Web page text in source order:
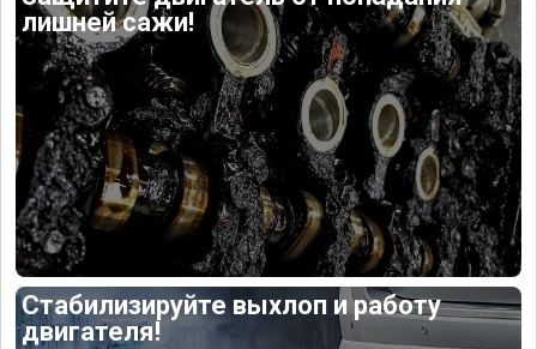
лишней сажи!
Стабилизируйте выхлоп и работу
двигателя!